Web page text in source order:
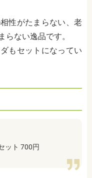
性がたまらない、老
ない逸品です。
もセットになってい
ット 700円